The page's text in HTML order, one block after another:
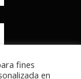
fines
en